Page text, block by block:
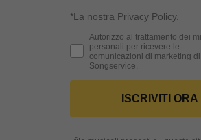
*La nostra Privacy Policy.
Consenso Marketing
Autorizzo al trattamento dei
personali per ricevere le
comunicazioni di marketing di
Songservice.
ISCRIVITI ORA